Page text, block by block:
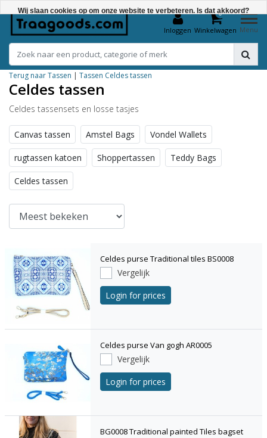
Inloggen
0
Winkelwagen Menu
Terug naar Tassen | Tassen Celdes tassen
Celdes tassen
Celdes tassensets en losse tasjes
Canvas tassen Amstel Bags Vondel Wallets
rugtassen katoen Shoppertassen Teddy Bags
Celdes tassen
Celdes purse Traditional tiles BS0008
Vergelijk
Login for prices
Celdes purse Van gogh AR0005
Vergelijk
Login for prices
BG0008 Traditional painted Tiles bagset
Wij slaan cookies op om onze website te verbeteren. Is dat akkoord?
Nee
Meer over cookies »